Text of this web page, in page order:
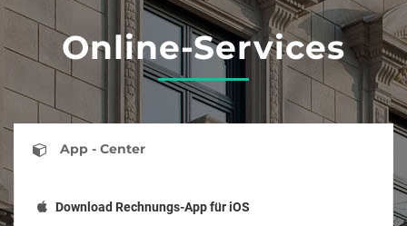
Online-Services
App - Center
Download Rechnungs-App für iOS